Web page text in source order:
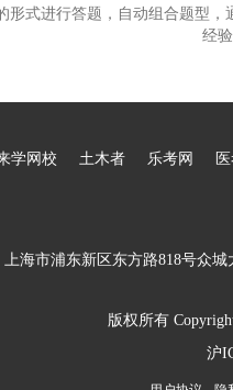
形式进行答题，自动组合题型
经
学网校 土木者 乐考网
海市浦东新区东方路818号众城
版权所有
沪